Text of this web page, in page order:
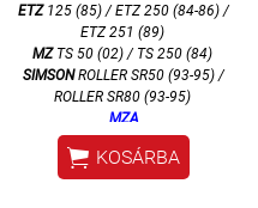
ETZ125 (85) / ETZ 250 (84-86) /
ETZ 251 (89)
MZTS 50 (02) / TS 250 (84)
SIMSONROLLER SR50 (93-95) /
ROLLER SR80 (93-95)
MZA
 KOSÁRBA